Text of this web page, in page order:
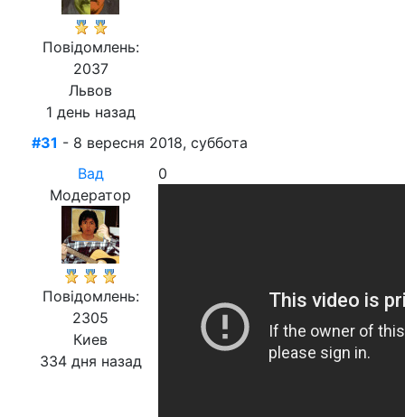
Повідомлень:
2037
Львов
1 день назад
#31 - 8 вересня 2018, суббота
Вад
Модератор
Повідомлень:
2305
Киев
334 дня назад
0